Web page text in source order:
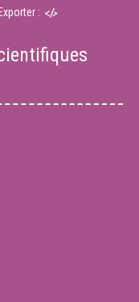
Exporter :